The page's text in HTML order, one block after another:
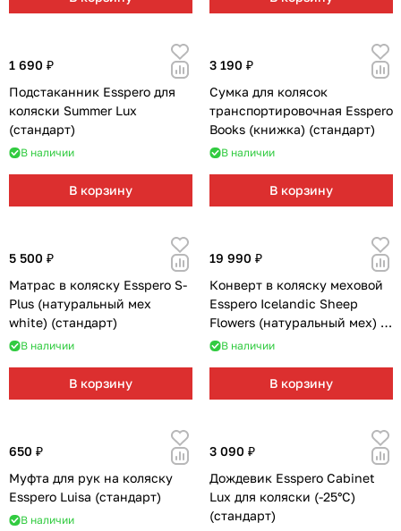
1 690 ₽
Подстаканник Esspero для
коляски Summer Lux
(стандарт)
В наличии
В корзину
3 190 ₽
Сумка для колясок
транспортировочная Esspero
Books (книжка) (стандарт)
В наличии
В корзину
5 500 ₽
Матрас в коляску Esspero S-
Plus (натуральный мех
white) (стандарт)
В наличии
В корзину
19 990 ₽
Конверт в коляску меховой
Esspero Icelandic Sheep
Flowers (натуральный мех) +
Сумка на коляску (стандарт)
В наличии
В корзину
650 ₽
Муфта для рук на коляску
Esspero Luisa (стандарт)
В наличии
3 090 ₽
Дождевик Esspero Cabinet
Lux для коляски (-25°С)
(стандарт)